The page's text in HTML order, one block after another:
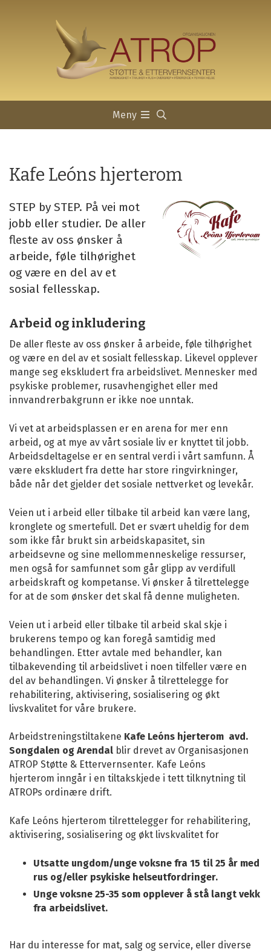
Meny
Kafe Leóns hjerterom
STEP by STEP. På vei mot
jobb eller studier. De aller
fleste av oss ønsker å
arbeide, føle tilhørighet
og være en del av et
sosial fellesskap.
Arbeid og inkludering
De aller fleste av oss ønsker å arbeide, føle tilhørighet
og være en del av et sosialt fellesskap. Likevel opplever
mange seg ekskludert fra arbeidslivet. Mennesker med
psykiske problemer, rusavhengighet eller med
innvandrerbakgrunn er ikke noe unntak.
Vi vet at arbeidsplassen er en arena for mer enn
arbeid, og at mye av vårt sosiale liv er knyttet til jobb.
Arbeidsdeltagelse er en sentral verdi i vårt samfunn. Å
være ekskludert fra dette har store ringvirkninger,
både når det gjelder det sosiale nettverket og levekår.
Veien ut i arbeid eller tilbake til arbeid kan være lang,
kronglete og smertefull. Det er svært uheldig for dem
som ikke får brukt sin arbeidskapasitet, sin
arbeidsevne og sine mellommenneskelige ressurser,
men også for samfunnet som går glipp av verdifull
arbeidskraft og kompetanse. Vi ønsker å tilrettelegge
for at de som ønsker det skal få denne muligheten.
Veien ut i arbeid eller tilbake til arbeid skal skje i
brukerens tempo og kan foregå samtidig med
behandlingen. Etter avtale med behandler, kan
tilbakevending til arbeidslivet i noen tilfeller være en
del av behandlingen. Vi ønsker å tilrettelegge for
rehabilitering, aktivisering, sosialisering og økt
livskvalitet for våre brukere.
Arbeidstreningstiltakene Kafe Leóns hjerterom avd.
Songdalen og Arendal blir drevet av Organisasjonen
ATROP Støtte & Ettervernsenter. Kafe Leóns
hjerterom inngår i en tiltakskjede i tett tilknytning til
ATROPs ordinære drift.
Kafe Leóns hjerterom tilrettelegger for rehabilitering,
aktivisering, sosialisering og økt livskvalitet for
Utsatte ungdom/unge voksne fra 15 til 25 år med
rus og/eller psykiske helseutfordringer.
Unge voksne 25-35 som opplever å stå langt vekk
fra arbeidslivet.
Har du interesse for mat, salg og service, eller diverse